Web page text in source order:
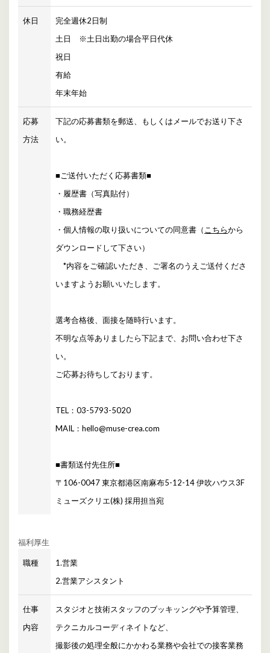
休日
完全週休2日制
土日 ※土日出勤の場合平日代休
祝日
有給
年末年始
応募
方法
下記の応募書類を郵送、もしくはメールでお送り下さ
い。
■ご送付いただく応募書類■
・履歴書（写真貼付）
・職務経歴書
・個人情報の取り扱いについての同意書（こちらから
ダウンロードして下さい）
*内容をご確認いただき、ご署名のうえご送付くださ
いますようお願いいたします。
選考合格後、面接を随時行います。
不明な点等ありましたら下記まで、お問い合わせ下さ
い。
ご応募お待ちしております。
TEL：03-5793-5020
MAIL：hello@muse-crea.com
■書類送付先住所■
〒106-0047 東京都港区南麻布5-12-14 伊吹ハウス3F
ミューズクリエ(株) 採用担当宛
福利厚生
職種
1.営業
2.営業アシスタント
仕事
内容
スタジオと技術スタッフのブッキッングや予算管理、
テクニカルコーディネイトなど、
撮影後の処理全般にかかわる業務や会社での接客業務